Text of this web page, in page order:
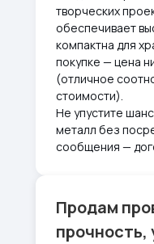
творческих
обеспечивает
компактна для
покупке — цена
(отличное
стоимости).
Не упустите
металл без
сообщения —
Продам
прочность,